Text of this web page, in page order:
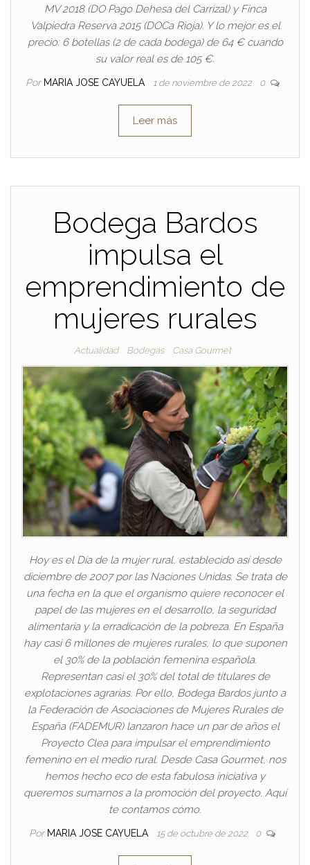
MV 2018 (DO Pago Dehesa del Carrizal) y Finca
Valpiedra Reserva 2015 (DOCa Rioja). Y lo mejor es el
precio: 6 botellas (2 de cada bodega) de 64 € cuando
su valor real es de 105 €.
Por MARIA JOSE CAYUELA 1 de noviembre de 2022 0
Leer más
Bodega Bardos
impulsa el
emprendimiento de
mujeres rurales
Actualidad Bodegas Casa Gourmet
Hoy es el Día de la mujer rural, establecido así desde
diciembre de 2007 por las Naciones Unidas. Se trata de
una fecha en la que el organismo quiere reconocer el
papel de las mujeres en el desarrollo, la seguridad
alimentaria y la erradicación de la pobreza. En España
hay casi 6 millones de mujeres rurales, lo que suponen
el 30% de la población femenina española.
Representan casi el 30% del total de titulares de
explotaciones agrarias. Por ello, Bodega Bardos junto a
la Federación de Asociaciones de Mujeres Rurales de
España (FADEMUR) lanzaron hace un par de años el
Proyecto Clea para impulsar el emprendimiento
femenino en el medio rural. Desde Casa Gourmet, nos
hemos hecho eco de esta fabulosa iniciativa y
queremos sumarnos a la promoción del proyecto. Aquí
te contamos cómo.
Por MARIA JOSE CAYUELA 15 de octubre de 2022 0